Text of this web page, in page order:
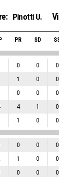
Pinotti U.
PR SD
0 0 0
1 0 0
0 0 0
4 1 0
1 0 0
0 0 0
1 0 0
0 0 0